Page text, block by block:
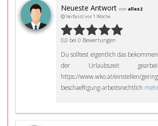
Neueste Antwort von alles2
Verfasst vor 1 Woche
0,0 bei 0 Bewertungen
Du solltest eigentlich das
der Urlaubszeit
https://www.wko.at/einstellen/
beschaeftigung-arbeitsrechtlich